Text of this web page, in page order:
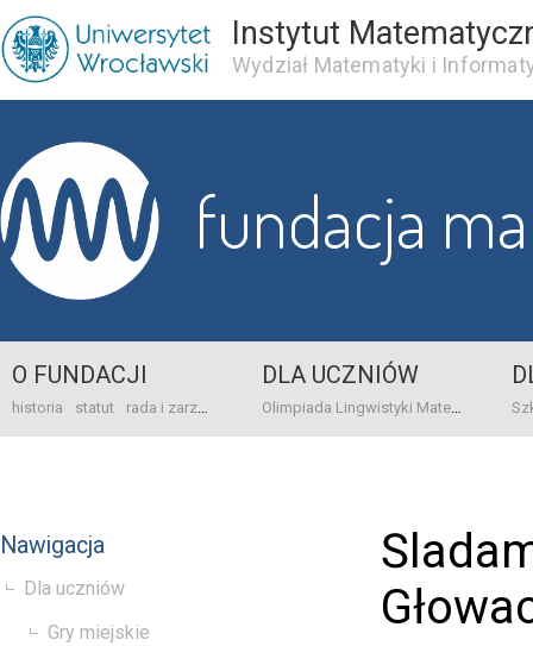
Instytut
Wydział Matematyki i
fundacja
O FUNDACJI
historia statut rada i zarząd dane bankowo-adresowe kontakt
DLA UCZNIÓW
Olimpiada Lingwistyki Matematycznej
Nawigacja
Dla uczniów
Gry miejskie